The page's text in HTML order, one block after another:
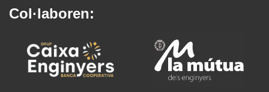
Col·laboren: